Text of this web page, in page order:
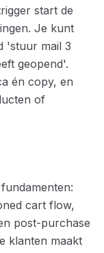
start de
Je kunt
'stuur mail 3
geopend'.
én copy, en
of
cart flow,
post-purchase
klanten maakt